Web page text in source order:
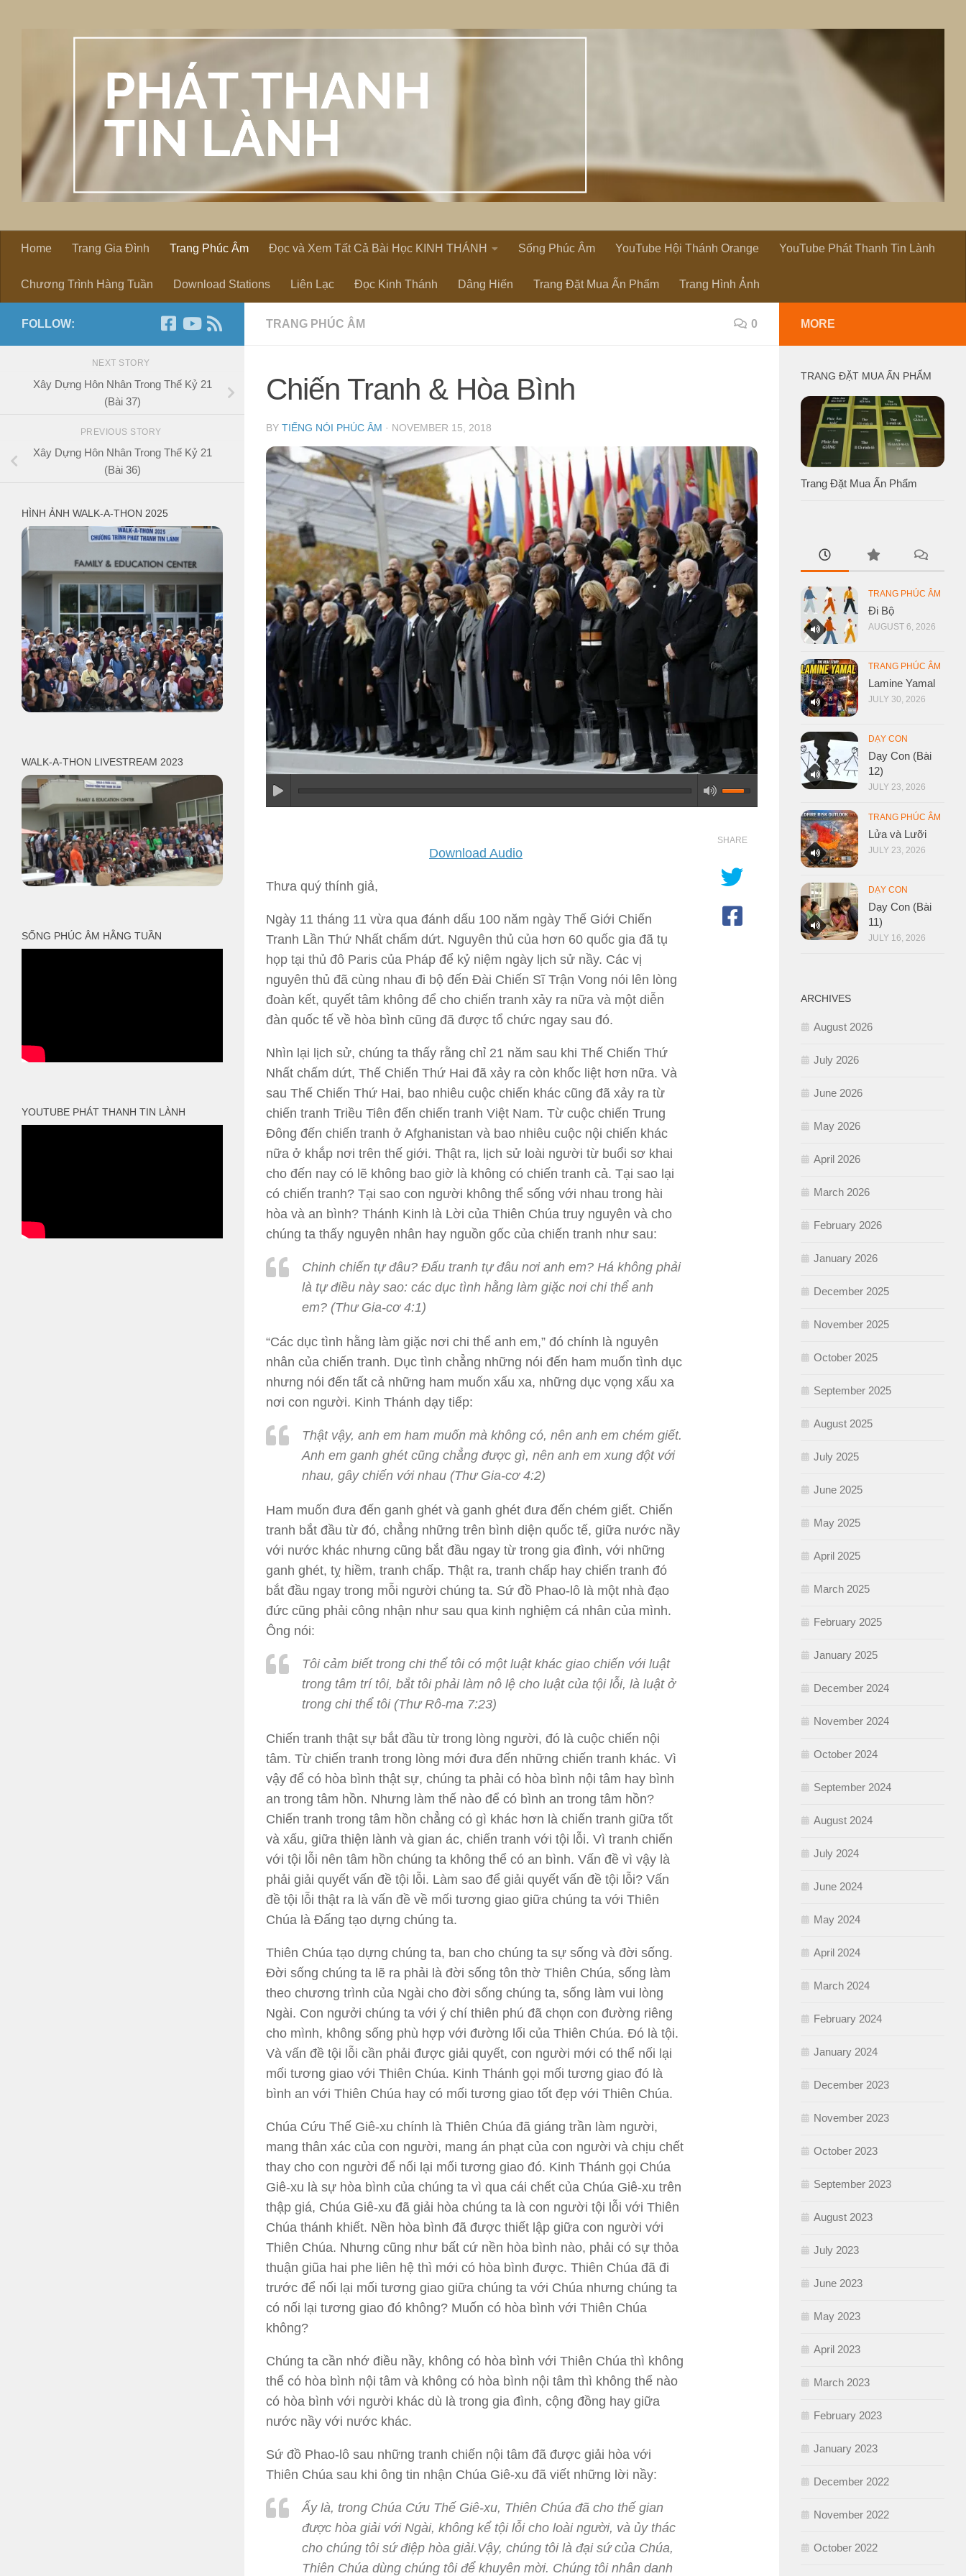
Home Trang Gia Đình Trang Phúc Âm Đọc và Xem Tất Cả Bài Học KINH THÁNH Sống Phúc Âm YouTube Hội Thánh Orange YouTube Phát Thanh Tin Lành
Chương Trình Hàng Tuần Download Stations Liên Lạc Đọc Kinh Thánh Dâng Hiến Trang Đặt Mua Ấn Phẩm Trang Hình Ảnh
TRANG PHÚC ÂM 0
Chiến Tranh & Hòa Bình
BY TIẾNG NÓI PHÚC ÂM · NOVEMBER 15, 2018
Download Audio
Thưa quý thính giả,
Ngày 11 tháng 11 vừa qua đánh dấu 100 năm ngày Thế Giới Chiến
Tranh Lần Thứ Nhất chấm dứt. Nguyên thủ của hơn 60 quốc gia đã tụ
họp tại thủ đô Paris của Pháp để kỷ niệm ngày lịch sử nầy. Các vị
nguyên thủ đã cùng nhau đi bộ đến Đài Chiến Sĩ Trận Vong nói lên lòng
đoàn kết, quyết tâm không để cho chiến tranh xảy ra nữa và một diễn
đàn quốc tế về hòa bình cũng đã được tổ chức ngay sau đó.
Nhìn lại lịch sử, chúng ta thấy rằng chỉ 21 năm sau khi Thế Chiến Thứ
Nhất chấm dứt, Thế Chiến Thứ Hai đã xảy ra còn khốc liệt hơn nữa. Và
sau Thế Chiến Thứ Hai, bao nhiêu cuộc chiến khác cũng đã xảy ra từ
chiến tranh Triều Tiên đến chiến tranh Việt Nam. Từ cuộc chiến Trung
Đông đến chiến tranh ở Afghanistan và bao nhiêu cuộc nội chiến khác
nữa ở khắp nơi trên thế giới. Thật ra, lịch sử loài người từ buổi sơ khai
cho đến nay có lẽ không bao giờ là không có chiến tranh cả. Tại sao lại
có chiến tranh? Tại sao con người không thể sống với nhau trong hài
hòa và an bình? Thánh Kinh là Lời của Thiên Chúa truy nguyên và cho
chúng ta thấy nguyên nhân hay nguồn gốc của chiến tranh như sau:
Chinh chiến tự đâu? Đấu tranh tự đâu nơi anh em? Há không phải
là tự điều này sao: các dục tình hằng làm giặc nơi chi thể anh
em? (Thư Gia-cơ 4:1)
“Các dục tình hằng làm giặc nơi chi thể anh em,” đó chính là nguyên
nhân của chiến tranh. Dục tình chẳng những nói đến ham muốn tình dục
nhưng nói đến tất cả những ham muốn xấu xa, những dục vọng xấu xa
nơi con người. Kinh Thánh dạy tiếp:
Thật vậy, anh em ham muốn mà không có, nên anh em chém giết.
Anh em ganh ghét cũng chẳng được gì, nên anh em xung đột với
nhau, gây chiến với nhau (Thư Gia-cơ 4:2)
Ham muốn đưa đến ganh ghét và ganh ghét đưa đến chém giết. Chiến
tranh bắt đầu từ đó, chẳng những trên bình diện quốc tế, giữa nước nầy
với nước khác nhưng cũng bắt đầu ngay từ trong gia đình, với những
ganh ghét, tỵ hiềm, tranh chấp. Thật ra, tranh chấp hay chiến tranh đó
bắt đầu ngay trong mỗi người chúng ta. Sứ đồ Phao-lô là một nhà đạo
đức cũng phải công nhận như sau qua kinh nghiệm cá nhân của mình.
Ông nói:
Tôi cảm biết trong chi thể tôi có một luật khác giao chiến với luật
trong tâm trí tôi, bắt tôi phải làm nô lệ cho luật của tội lỗi, là luật ở
trong chi thể tôi (Thư Rô-ma 7:23)
Chiến tranh thật sự bắt đầu từ trong lòng người, đó là cuộc chiến nội
tâm. Từ chiến tranh trong lòng mới đưa đến những chiến tranh khác. Vì
vậy để có hòa bình thật sự, chúng ta phải có hòa bình nội tâm hay bình
an trong tâm hồn. Nhưng làm thế nào để có bình an trong tâm hồn?
Chiến tranh trong tâm hồn chẳng có gì khác hơn là chiến tranh giữa tốt
và xấu, giữa thiện lành và gian ác, chiến tranh với tội lỗi. Vì tranh chiến
với tội lỗi nên tâm hồn chúng ta không thể có an bình. Vấn đề vì vậy là
phải giải quyết vấn đề tội lỗi. Làm sao để giải quyết vấn đề tội lỗi? Vấn
đề tội lỗi thật ra là vấn đề về mối tương giao giữa chúng ta với Thiên
Chúa là Đấng tạo dựng chúng ta.
Thiên Chúa tạo dựng chúng ta, ban cho chúng ta sự sống và đời sống.
Đời sống chúng ta lẽ ra phải là đời sống tôn thờ Thiên Chúa, sống làm
theo chương trình của Ngài cho đời sống chúng ta, sống làm vui lòng
Ngài. Con ngưởi chúng ta với ý chí thiên phú đã chọn con đường riêng
cho mình, không sống phù hợp với đường lối của Thiên Chúa. Đó là tội.
Và vấn đề tội lỗi cần phải được giải quyết, con người mới có thể nối lại
mối tương giao với Thiên Chúa. Kinh Thánh gọi mối tương giao đó là
bình an với Thiên Chúa hay có mối tương giao tốt đẹp với Thiên Chúa.
Chúa Cứu Thế Giê-xu chính là Thiên Chúa đã giáng trần làm người,
mang thân xác của con người, mang án phạt của con người và chịu chết
thay cho con người để nối lại mối tương giao đó. Kinh Thánh gọi Chúa
Giê-xu là sự hòa bình của chúng ta vì qua cái chết của Chúa Giê-xu trên
thập giá, Chúa Giê-xu đã giải hòa chúng ta là con người tội lỗi với Thiên
Chúa thánh khiết. Nền hòa bình đã được thiết lập giữa con người với
Thiên Chúa. Nhưng cũng như bất cứ nền hòa bình nào, phải có sự thỏa
thuận giũa hai phe liên hệ thì mới có hòa bình được. Thiên Chúa đã đi
trước để nối lại mối tương giao giữa chúng ta với Chúa nhưng chúng ta
có nối lại tương giao đó không? Muốn có hòa bình với Thiên Chúa
không?
Chúng ta cần nhớ điều nầy, không có hòa bình với Thiên Chúa thì không
thể có hòa bình nội tâm và không có hòa bình nội tâm thì không thể nào
có hòa bình với người khác dù là trong gia đình, cộng đồng hay giữa
nước nầy với nước khác.
Sứ đồ Phao-lô sau những tranh chiến nội tâm đã được giải hòa với
Thiên Chúa sau khi ông tin nhận Chúa Giê-xu đã viết những lời nầy:
Ấy là, trong Chúa Cứu Thế Giê-xu, Thiên Chúa đã cho thế gian
được hòa giải với Ngài, không kể tội lỗi cho loài người, và ủy thác
cho chúng tôi sứ điệp hòa giải.Vậy, chúng tôi là đại sứ của Chúa,
Thiên Chúa dùng chúng tôi để khuyên mời. Chúng tôi nhân danh
SHARE
FOLLOW:
NEXT STORY
Xây Dựng Hôn Nhân Trong Thế Kỷ 21
(Bài 37)
PREVIOUS STORY
Xây Dựng Hôn Nhân Trong Thế Kỷ 21
(Bài 36)
HÌNH ẢNH WALK-A-THON 2025
WALK-A-THON LIVESTREAM 2023
SỐNG PHÚC ÂM HẰNG TUẦN
YOUTUBE PHÁT THANH TIN LÀNH
MORE
TRANG ĐẶT MUA ẤN PHẨM
Trang Đặt Mua Ấn Phẩm
TRANG PHÚC ÂM
Đi Bộ
AUGUST 6, 2026
TRANG PHÚC ÂM
Lamine Yamal
JULY 30, 2026
DẠY CON
Dạy Con (Bài
12)
JULY 23, 2026
TRANG PHÚC ÂM
Lửa và Lưỡi
JULY 23, 2026
DẠY CON
Dạy Con (Bài
11)
JULY 16, 2026
ARCHIVES
August 2026
July 2026
June 2026
May 2026
April 2026
March 2026
February 2026
January 2026
December 2025
November 2025
October 2025
September 2025
August 2025
July 2025
June 2025
May 2025
April 2025
March 2025
February 2025
January 2025
December 2024
November 2024
October 2024
September 2024
August 2024
July 2024
June 2024
May 2024
April 2024
March 2024
February 2024
January 2024
December 2023
November 2023
October 2023
September 2023
August 2023
July 2023
June 2023
May 2023
April 2023
March 2023
February 2023
January 2023
December 2022
November 2022
October 2022